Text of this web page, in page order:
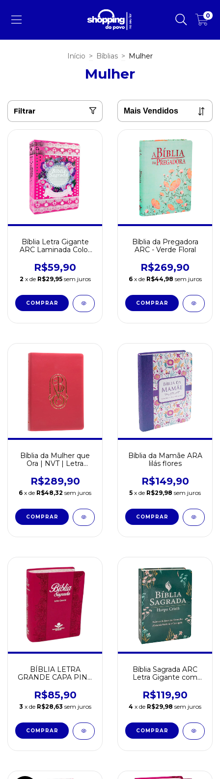
0
Início > Bíblias > Mulher
Mulher
Filtrar
Bíblia Letra Gigante
ARC Laminada Color
R$59,90
2 x de R$29,95 sem juros
Bíblia da Pregadora
ARC - Verde Floral
R$269,90
6 x de R$44,98 sem juros
Bíblia da Mulher que
Ora | NVT | Letra
R$289,90
6 x de R$48,32 sem juros
Bíblia da Mamãe ARA
lilás flores
R$149,90
5 x de R$29,98 sem juros
BÍBLIA LETRA
GRANDE CAPA PINK
R$85,90
3 x de R$28,63 sem juros
Bíblia Sagrada ARC
Letra Gigante com
R$119,90
4 x de R$29,98 sem juros